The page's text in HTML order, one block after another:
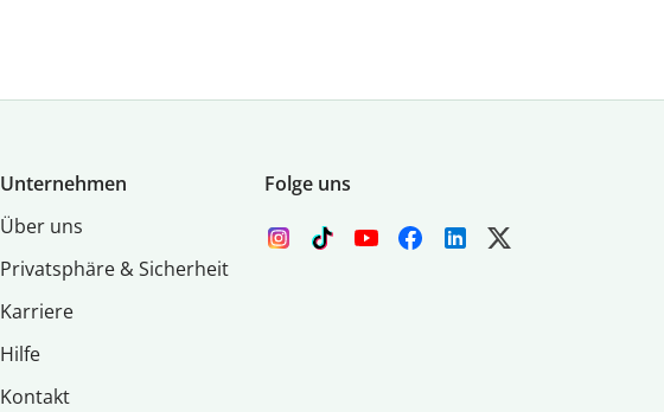
Unternehmen
Über uns
Privatsphäre & Sicherheit
Karriere
Hilfe
Kontakt
Folge uns